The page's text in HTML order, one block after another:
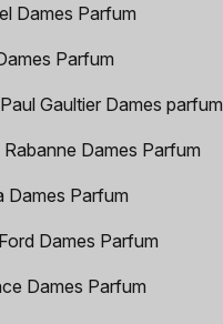
Dames Parfum
Parfum
Gaultier Dames parfum
Dames Parfum
Dames Parfum
Dames Parfum
Dames Parfum